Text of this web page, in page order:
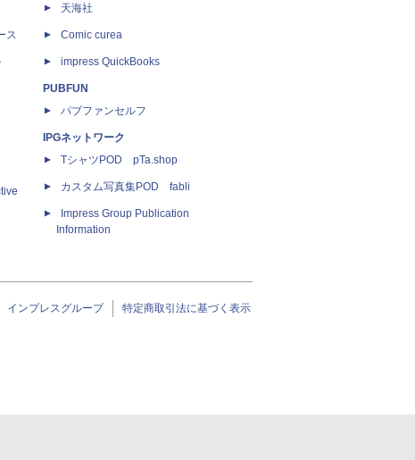
ス
天海社
Comic curea
impress QuickBooks
PUBFUN
パブファンセルフ
IPGネットワーク
TシャツPOD pTa.shop
カスタム写真集POD fabli
Impress Group Publication
Information
インプレスグループ 特定商取引法に基づく表示